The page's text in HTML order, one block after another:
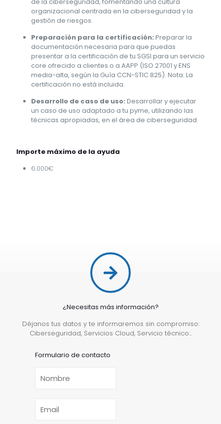
de la ciberseguridad, fomentando una cultura
organizacional centrada en la ciberseguridad y la
gestión de riesgos.
Preparación para la certificación: Preparar la
documentación necesaria para que puedas
presentar a la certificación de tu SGSI para un servicio
core ofrecido a clientes o a AAPP (ISO 27001 y ENS
media-alta, según la Guía CCN-STIC 825). Nota: La
certificación no está incluida.
Desarrollo de caso de uso: Desarrollar y ejecutar
un caso de uso adaptado a tu pyme, utilizando las
técnicas apropiadas, en el área de ciberseguridad.
Importe máximo de la ayuda
6.000€
¿Necesitas más información?
Déjanos tus datos y te informaremos sin compromiso:
Ciberseguridad, Servicios Cloud, Servicio técnico...
Formulario de contacto